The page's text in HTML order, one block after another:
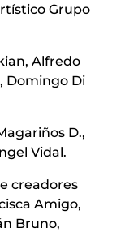
Grupo
Alfredo
Domingo Di
D.,
Vidal.
creadores
Amigo,
Bruno,